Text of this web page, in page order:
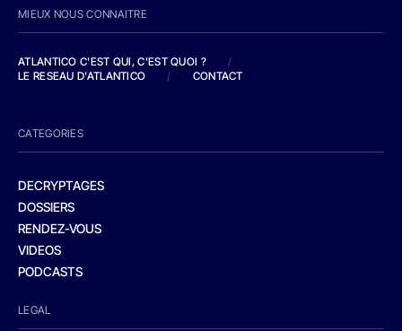
MIEUX NOUS CONNAITRE
ATLANTICO C'EST QUI, C'EST QUOI ?
/
LE RESEAU D'ATLANTICO
/ CONTACT
CATEGORIES
DECRYPTAGES
DOSSIERS
RENDEZ-VOUS
VIDEOS
PODCASTS
LEGAL